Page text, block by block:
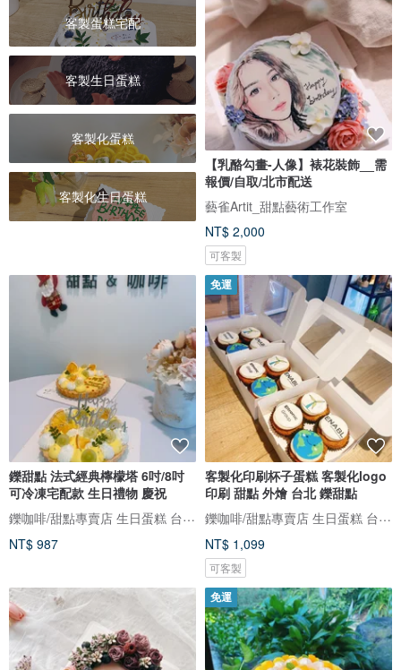
客製蛋糕宅配
客製生日蛋糕
客製化蛋糕
客製化生日蛋糕
【乳酪勾畫-人像】裱花裝飾__需
報價/自取/北市配送
藝雀Artit_甜點藝術工作室
NT$ 2,000
可客製
鑠甜點 法式經典檸檬塔 6吋/8吋
可冷凍宅配款 生日禮物 慶祝
鑠咖啡/甜點專賣店 生日蛋糕 台北 中山/松山 咖啡課程教學 客製化蛋糕
NT$ 987
免運
客製化印刷杯子蛋糕 客製化logo
印刷 甜點 外燴 台北 鑠甜點
鑠咖啡/甜點專賣店 生日蛋糕 台北 中山/松山 咖啡課程教學 客製化蛋糕
NT$ 1,099
可客製
免運